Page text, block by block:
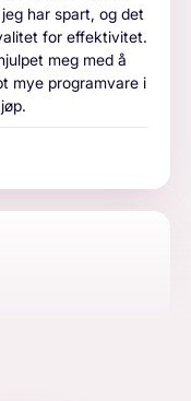
har spart, og det
for effektivitet.
meg med å
mye programvare i